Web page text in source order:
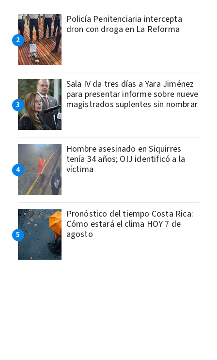
Policía Penitenciaria intercepta
dron con droga en La Reforma
Sala IV da tres días a Yara Jiménez
para presentar informe sobre nueve
magistrados suplentes sin nombrar
Hombre asesinado en Siquirres
tenía 34 años; OIJ identificó a la
víctima
Pronóstico del tiempo Costa Rica:
Cómo estará el clima HOY 7 de
agosto